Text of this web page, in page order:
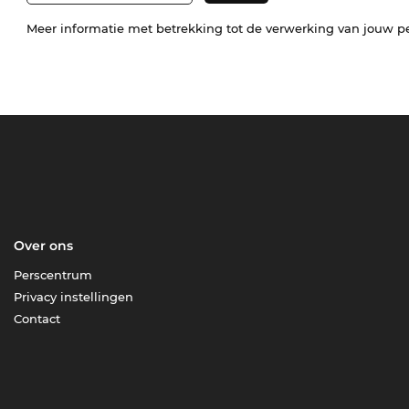
Meer informatie met betrekking tot de verwerking van jouw
Over ons
Perscentrum
Privacy instellingen
Contact